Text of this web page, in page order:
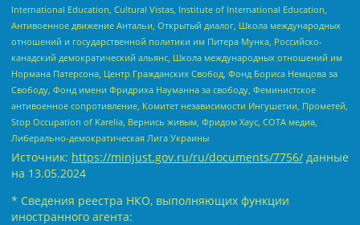
International Education, Cultural Vistas, Institute of International Education,
Антивоенное движение Антальи, Открытый диалог, Школа международных
отношений и государственной политики им Питера Мунка, Российско-
канадский демократический альянс, Школа международных отношений им
Нормана Патерсона, Центр Гражданских Свобод, Фонд Бориса Немцова за
Свободу, Фонд имени Фридриха Науманна за свободу, Феминистское
антивоенное сопротивление, Комитет независимости Ингушетии, Прометей,
Stop Occupation of Karelia, Вернись живым, Фридом Хаус, СОТА медиа,
Либерально-демократическая Лига Украины
Источник: https://minjust.gov.ru/ru/documents/7756/ данные
на 13.05.2024
* Сведения реестра НКО, выполняющих функции
иностранного агента: